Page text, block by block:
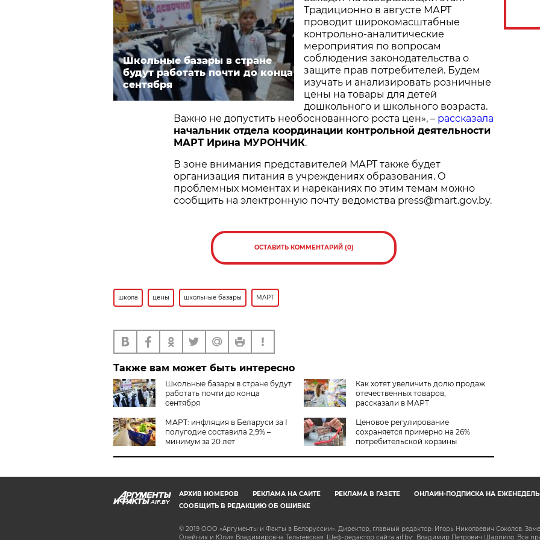
Школьные базары в стране
будут работать почти до конца
сентября
Традиционно в августе МАРТ
проводит широкомасштабные
контрольно-аналитические
мероприятия по вопросам
соблюдения законодательства о
защите прав потребителей. Будем
изучать и анализировать розничные
цены на товары для детей
дошкольного и школьного возраста.
Важно не допустить необоснованного роста цен», – рассказала
начальник отдела координации контрольной деятельности
МАРТ Ирина МУРОНЧИК.
В зоне внимания представителей МАРТ также будет
организация питания в учреждениях образования. О
проблемных моментах и нареканиях по этим темам можно
сообщить на электронную почту ведомства press@mart.gov.by.
ОСТАВИТЬ КОММЕНТАРИЙ (0)
школа цены школьные базары МАРТ
Также вам может быть интересно
Школьные базары в стране будут
работать почти до конца
сентября
Как хотят увеличить долю продаж
отечественных товаров,
рассказали в МАРТ
МАРТ: инфляция в Беларуси за I
полугодие составила 2,9% –
минимум за 20 лет
Ценовое регулирование
сохраняется примерно на 26%
потребительской корзины
AIF.BY
АРХИВ НОМЕРОВ РЕКЛАМА НА САЙТЕ РЕКЛАМА В ГАЗЕТЕ
ОНЛАЙН-ПОДПИСКА НА
СООБЩИТЬ В РЕДАКЦИЮ ОБ ОШИБКЕ
© 2019 ООО «Аргументы и Факты в Белоруссии». Директор, главный редактор: Игорь Николаевич Соколов.
Олейник и Юлия Владимировна Тельтевская. Шеф-редактор сайта aif.by: Владимир Петрович Шарпило. Все